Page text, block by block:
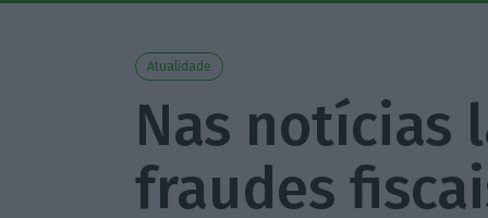
Atualidade
Nas notícias
fraudes